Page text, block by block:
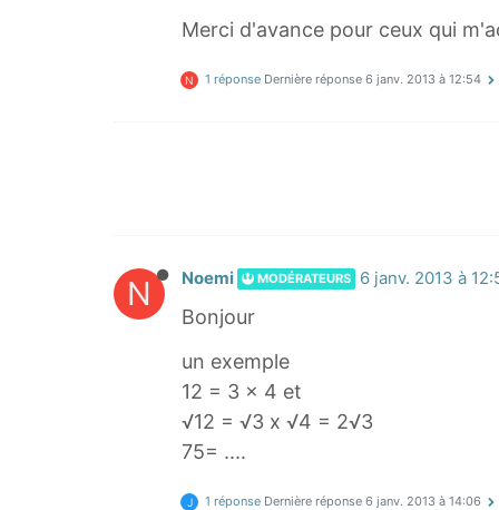
Merci d'avance pour ceux qui
N 1 réponse Dernière réponse 6 janv. 2013 à 12:54
N Noemi MODÉRATEURS 6 janv. 2013 à
Bonjour
un exemple
12 = 3 x 4 et
√12 = √3 x √4 = 2√3
75= ....
J 1 réponse Dernière réponse 6 janv. 2013 à 14:06